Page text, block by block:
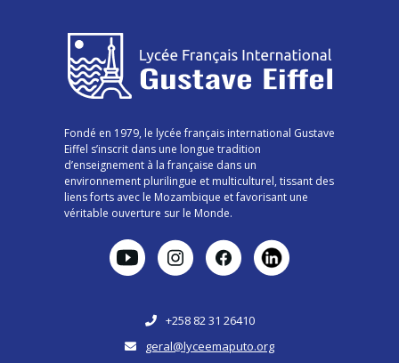
Fondé en 1979, le lycée français international Gustave
Eiffel s’inscrit dans une longue tradition
d’enseignement à la française dans un
environnement plurilingue et multiculturel, tissant des
liens forts avec le Mozambique et favorisant une
véritable ouverture sur le Monde.
+258 82 31 26410
geral@lyceemaputo.org